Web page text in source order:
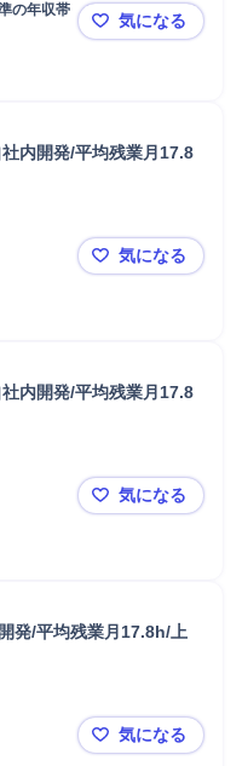
の年収帯
【DXコン
気になる
内開発/平均残業月17.8
【開発エン
気になる
内開発/平均残業月17.8
【開発エン
気になる
発/平均残業月17.8h/上
【開発エン
気になる